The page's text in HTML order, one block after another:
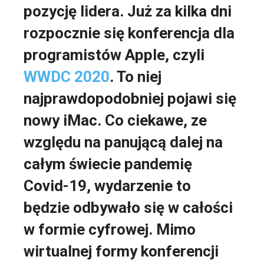
pozycję lidera. Już za kilka dni
rozpocznie się konferencja dla
programistów Apple, czyli
WWDC 2020. To niej
najprawdopodobniej pojawi się
nowy iMac. Co ciekawe, ze
względu na panującą dalej na
całym świecie pandemię
Covid-19, wydarzenie to
będzie odbywało się w całości
w formie cyfrowej. Mimo
wirtualnej formy konferencji